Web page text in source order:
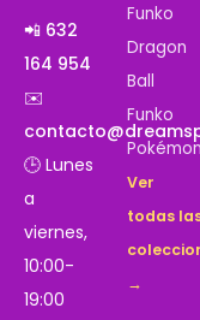
📲 632
164 954
✉️
🕒 Lunes
a
viernes,
10:00-
19:00
Funko
Dragon
Ball
Funko
Pokémon
Ver
todas
→